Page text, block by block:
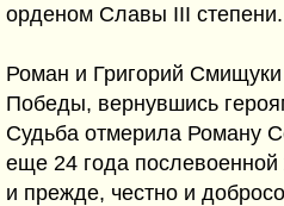
орденом Славы III степени.
Роман и Григорий
Победы, вернувшись
Судьба отмерила Роману
еще 24 года послевоенной
и прежде, честно и